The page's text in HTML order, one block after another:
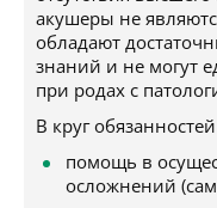
акушеры не
обладают
знаний и не могут
при родах с
В круг
помощь в
осложнений